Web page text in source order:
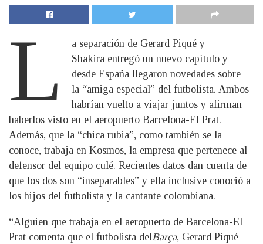
L
a separación de Gerard Piqué y
Shakira entregó un nuevo capítulo y
desde España llegaron novedades sobre
la “amiga especial” del futbolista. Ambos
habrían vuelto a viajar juntos y afirman
haberlos visto en el aeropuerto Barcelona-El Prat.
Además, que la “chica rubia”, como también se la
conoce, trabaja en Kosmos, la empresa que pertenece al
defensor del equipo culé. Recientes datos dan cuenta de
que los dos son “inseparables” y ella inclusive conoció a
los hijos del futbolista y la cantante colombiana.
“Alguien que trabaja en el aeropuerto de Barcelona-El
Prat comenta que el futbolista delBarça, Gerard Piqué